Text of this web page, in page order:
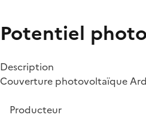
Potentiel
Description
Couverture photovoltaïque
Producteur